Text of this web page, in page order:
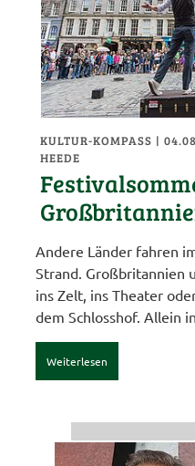
KULTUR-KOMPASS |
HEEDE
Andere Länder fahren
Strand. Großbritannien
ins Zelt, ins Theater
dem Schlosshof. Allein
Weiterlesen